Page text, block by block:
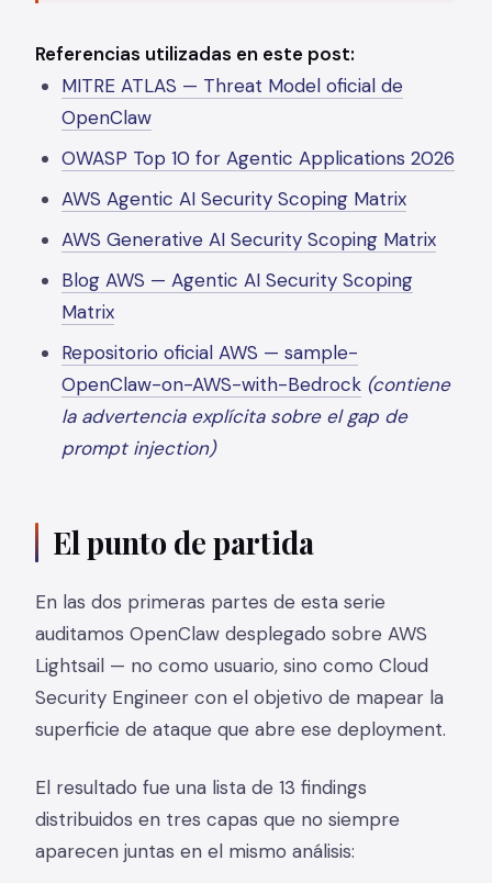
Referencias utilizadas en este post:
MITRE ATLAS — Threat Model oficial de
OpenClaw
OWASP Top 10 for Agentic Applications 2026
AWS Agentic AI Security Scoping Matrix
AWS Generative AI Security Scoping Matrix
Blog AWS — Agentic AI Security Scoping
Matrix
Repositorio oficial AWS — sample-
OpenClaw-on-AWS-with-Bedrock (contiene
la advertencia explícita sobre el gap de
prompt injection)
El punto de partida
En las dos primeras partes de esta serie
auditamos OpenClaw desplegado sobre AWS
Lightsail — no como usuario, sino como Cloud
Security Engineer con el objetivo de mapear la
superficie de ataque que abre ese deployment.
El resultado fue una lista de 13 findings
distribuidos en tres capas que no siempre
aparecen juntas en el mismo análisis: